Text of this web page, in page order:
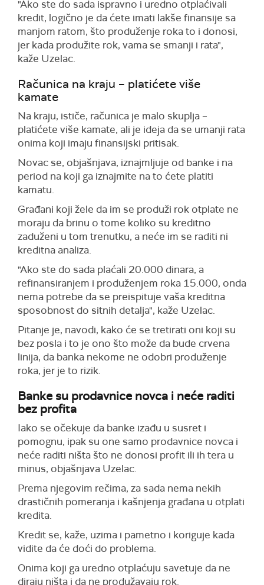
"Ako ste do sada ispravno i uredno otplaćivali
kredit, logično je da ćete imati lakše finansije sa
manjom ratom, što produženje roka to i donosi,
jer kada produžite rok, vama se smanji i rata",
kaže Uzelac.
Računica na kraju – platićete više
kamate
Na kraju, ističe, računica je malo skuplja –
platićete više kamate, ali je ideja da se umanji rata
onima koji imaju finansijski pritisak.
Novac se, objašnjava, iznajmljuje od banke i na
period na koji ga iznajmite na to ćete platiti
kamatu.
Građani koji žele da im se produži rok otplate ne
moraju da brinu o tome koliko su kreditno
zaduženi u tom trenutku, a neće im se raditi ni
kreditna analiza.
"Ako ste do sada plaćali 20.000 dinara, a
refinansiranjem i produženjem roka 15.000, onda
nema potrebe da se preispituje vaša kreditna
sposobnost do sitnih detalja", kaže Uzelac.
Pitanje je, navodi, kako će se tretirati oni koji su
bez posla i to je ono što može da bude crvena
linija, da banka nekome ne odobri produženje
roka, jer je to rizik.
Banke su prodavnice novca i neće raditi
bez profita
Iako se očekuje da banke izađu u susret i
pomognu, ipak su one samo prodavnice novca i
neće raditi ništa što ne donosi profit ili ih tera u
minus, objašnjava Uzelac.
Prema njegovim rečima, za sada nema nekih
drastičnih pomeranja i kašnjenja građana u otplati
kredita.
Kredit se, kaže, uzima i pametno i koriguje kada
vidite da će doći do problema.
Onima koji ga uredno otplaćuju savetuje da ne
diraju ništa i da ne produžavaju rok.